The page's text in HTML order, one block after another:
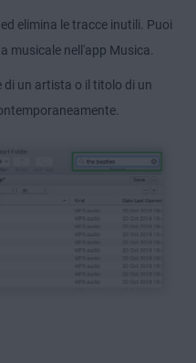
elimina le tracce inutili. Puoi
musicale nell'app Musica.
di un artista o il titolo di un